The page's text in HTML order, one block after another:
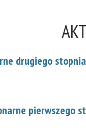
drugiego
pierwszego